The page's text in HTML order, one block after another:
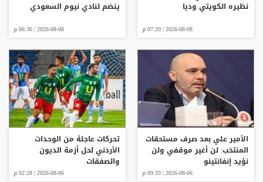
نظيره الكويتي وديا
2026-08-08 | 07:20 م
ينضم لنادي نيوم السعودي
2026-08-08 | 06:36 م
الأمير علي بعد صرف مستحقات
المنتخب: لن أغير موقفي ولن
نؤيد إنفانتينو
2026-08-06 | 09:33 م
تحركات عاجلة من الوحدات
الأردني لحل أزمة الديون
والصفقات
2026-08-06 | 02:28 م